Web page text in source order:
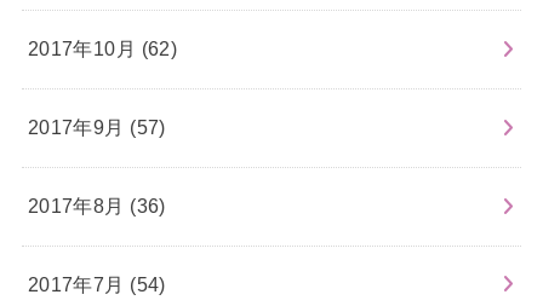
2017年10月 (62)
2017年9月 (57)
2017年8月 (36)
2017年7月 (54)